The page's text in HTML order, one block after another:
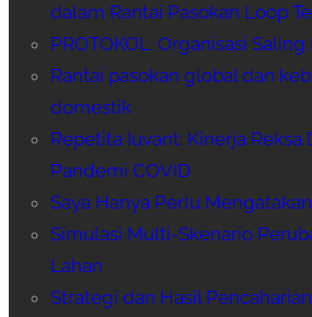
dalam Rantai Pasokan Loop
PROTOKOL: Organisasi Saling
Rantai pasokan global dan
domestik
Repetita Iuvant: Kinerja Reksa
Pandemi COVID
Saya Hanya Perlu
Simulasi Multi-Skenario
Lahan
Strategi dan Hasil